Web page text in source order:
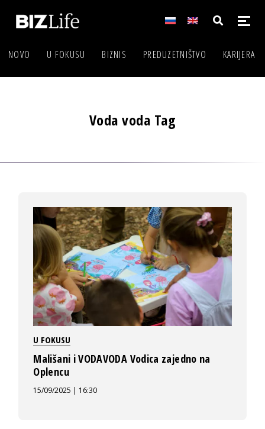
NOVO U FOKUSU BIZNIS PREDUZETNIŠTVO KARIJERA
Voda voda Tag
U FOKUSU
Mališani i VODAVODA Vodica zajedno na
Oplencu
15/09/2025 | 16:30